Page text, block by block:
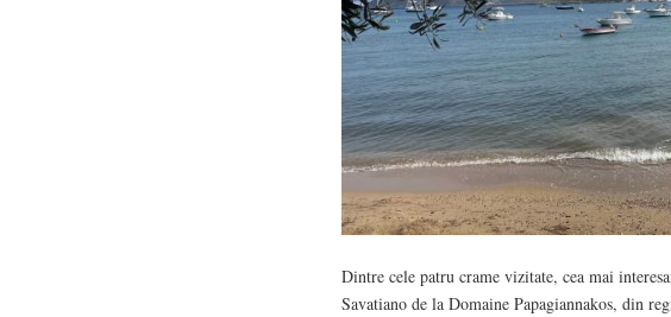
Dintre cele patru crame vizitate, cea mai
Savatiano de la Domaine Papagiannakos, din